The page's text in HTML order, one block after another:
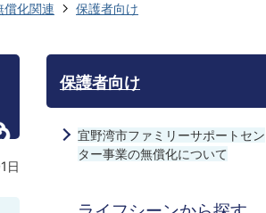
化関連
保護者向け
日
保護者向け
宜野湾市ファミリーサポートセン
ター事業の無償化について